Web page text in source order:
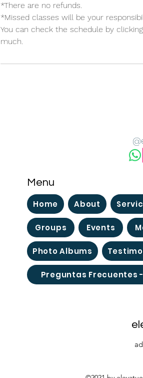
*There are no refunds.
*Missed classes will be your
You can check the schedule by
much.
Menu
Home About
Groups Events
Photo Albums
Preguntas Frecuentes -